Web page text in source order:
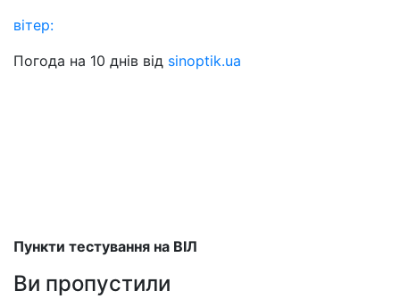
вітер:
Погода на 10 днів від sinoptik.ua
Пункти тестування на ВІЛ
Ви пропустили